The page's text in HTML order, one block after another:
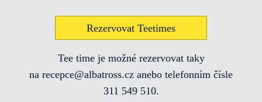
Rezervovat Teetimes
Tee time je možné rezervovat taky
na recepce@albatross.cz anebo telefonním čísle
311 549 510.